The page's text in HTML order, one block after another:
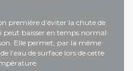
première d’éviter la chute de
peut baisser en temps normal
Elle permet, par la même
l’eau de surface lors de cette